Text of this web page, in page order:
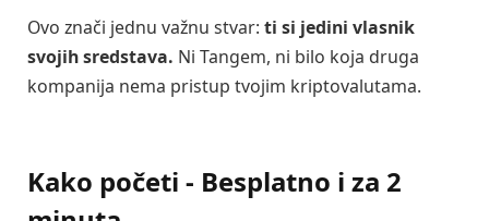
Ovo znači jednu važnu stvar: ti si jedini vlasnik
svojih sredstava. Ni Tangem, ni bilo koja druga
kompanija nema pristup tvojim kriptovalutama.
Kako početi - Besplatno i za 2